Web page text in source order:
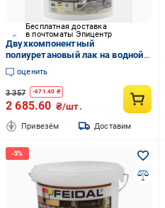
Бесплатная доставка
в почтоматы Эпицентр
Двухкомпонентный
полиуретановый лак на водной
основе Feidal Klarlack матовый 1
л (2034870098)
оценить
3 357 -671.40 ₴
2 685.60 ₴/шт.
Привезём Доставим